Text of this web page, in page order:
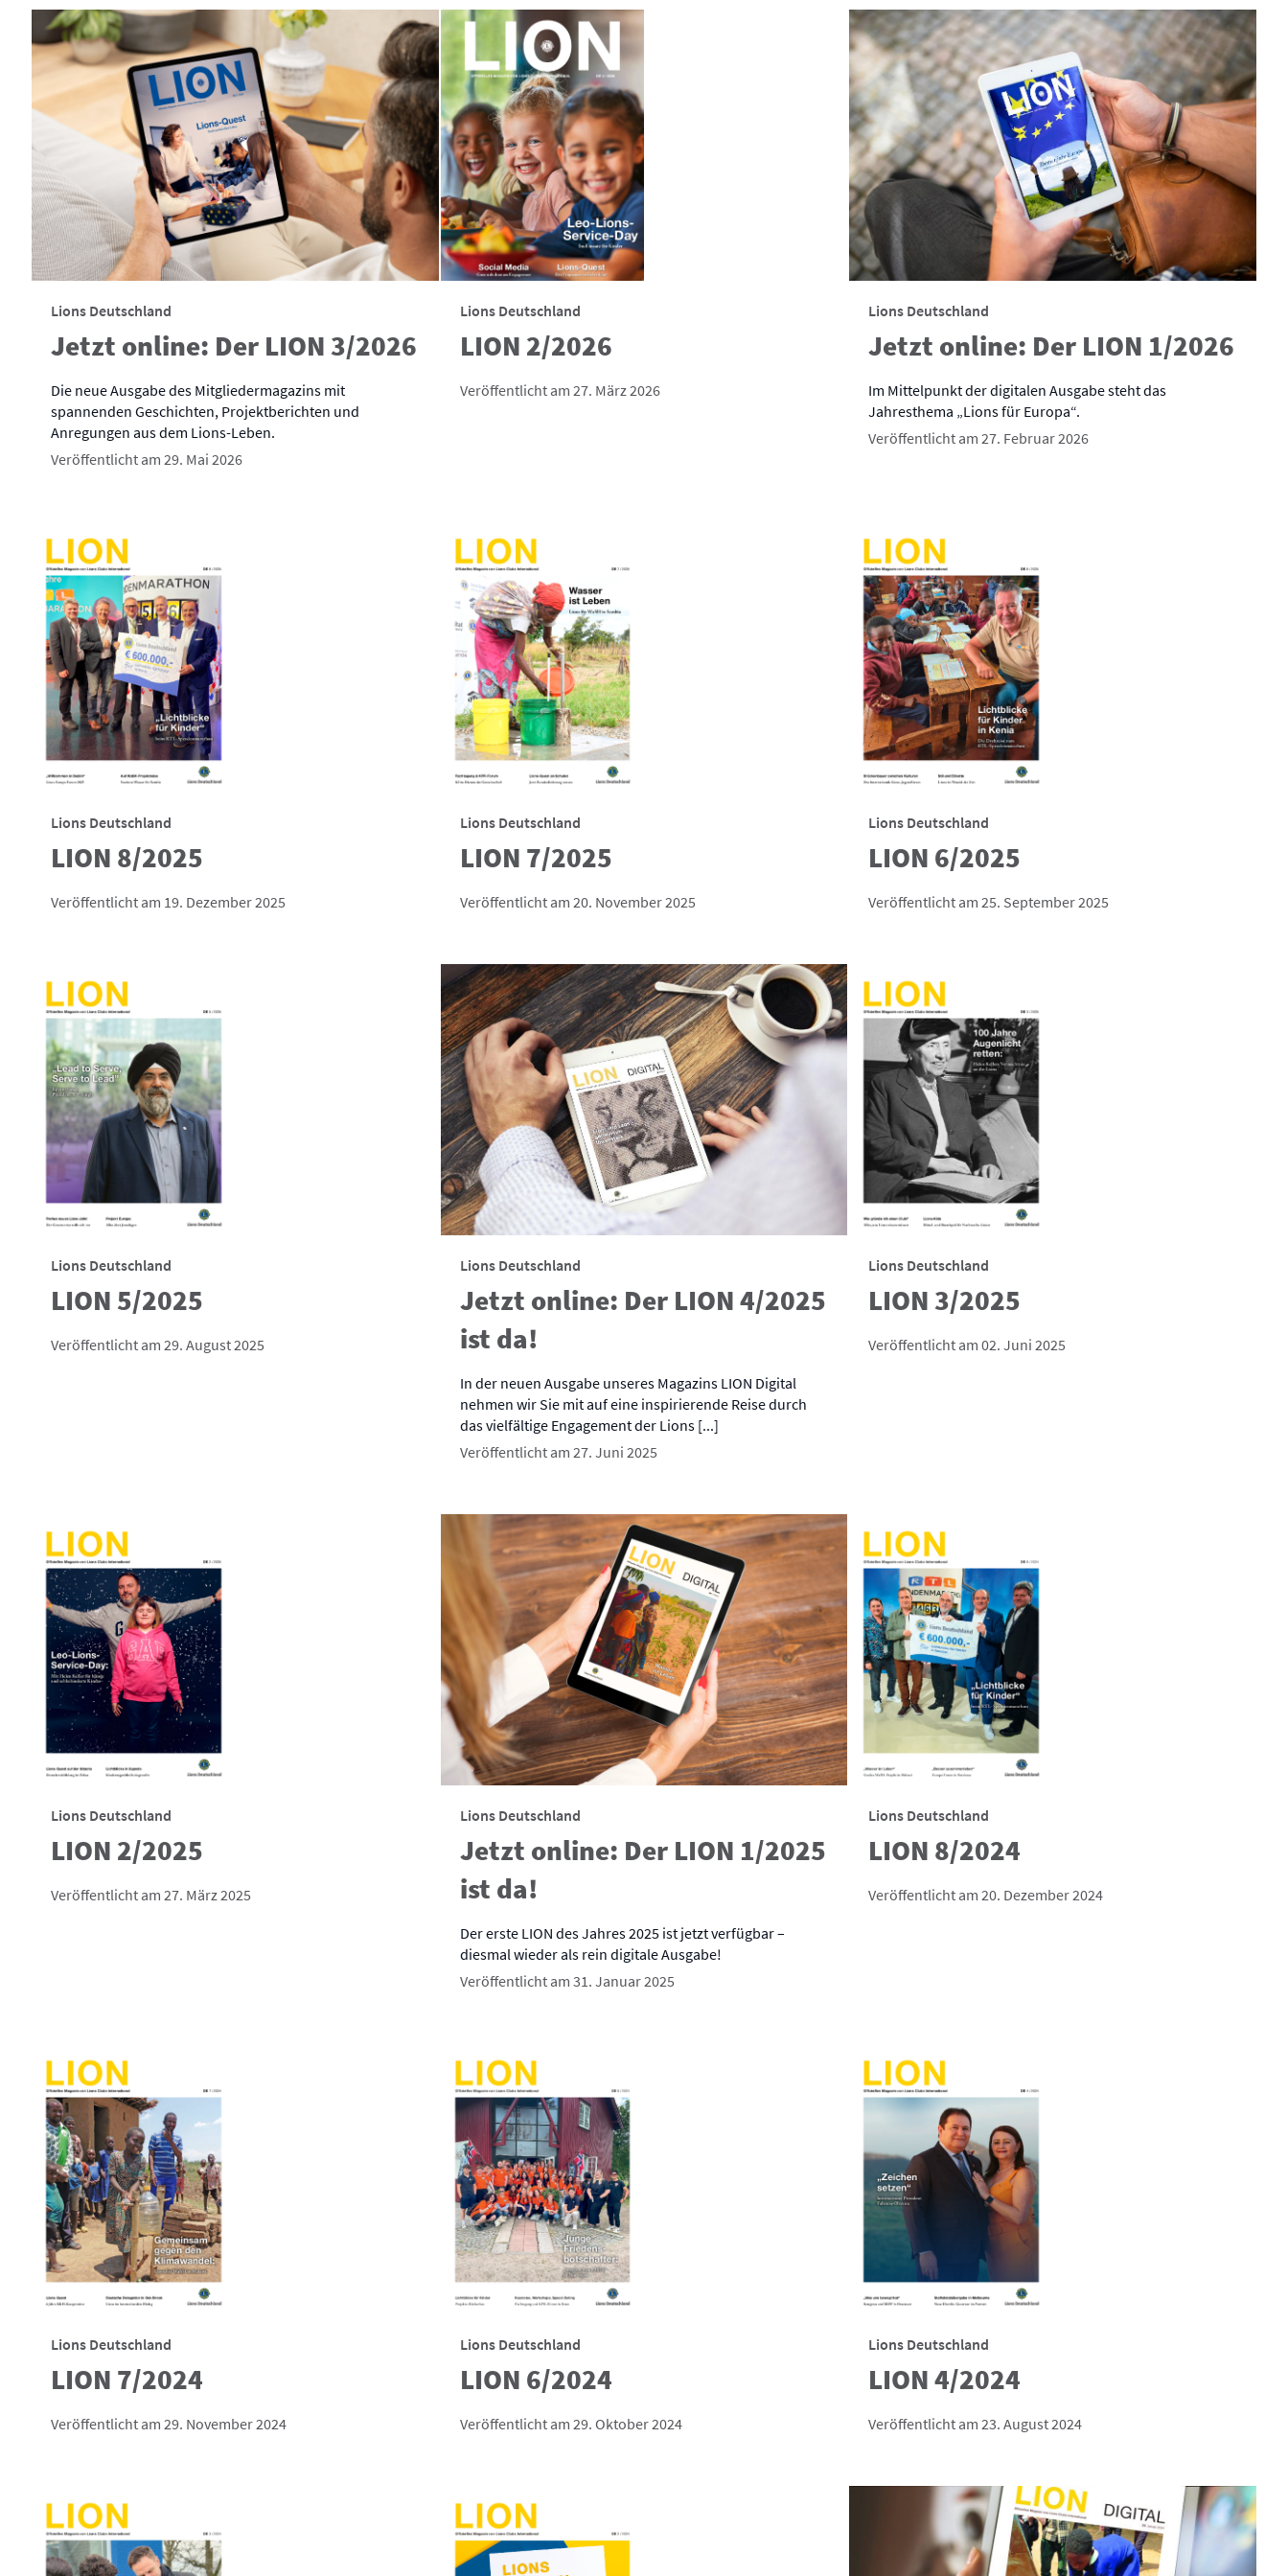
Lions Deutschland
Jetzt online: Der LION 3/2026
Die neue Ausgabe des Mitgliedermagazins mit
spannenden Geschichten, Projektberichten und
Anregungen aus dem Lions-Leben.
Veröffentlicht am 29. Mai 2026
Lions Deutschland
LION 2/2026
Veröffentlicht am 27. März 2026
Lions Deutschland
Jetzt online: Der LION 1/2026
Im Mittelpunkt der digitalen Ausgabe steht das
Jahresthema „Lions für Europa“.
Veröffentlicht am 27. Februar 2026
Lions Deutschland
LION 8/2025
Veröffentlicht am 19. Dezember 2025
Lions Deutschland
LION 7/2025
Veröffentlicht am 20. November 2025
Lions Deutschland
LION 6/2025
Veröffentlicht am 25. September 2025
Lions Deutschland
LION 5/2025
Veröffentlicht am 29. August 2025
Lions Deutschland
Jetzt online: Der LION 4/2025
ist da!
In der neuen Ausgabe unseres Magazins LION Digital
nehmen wir Sie mit auf eine inspirierende Reise durch
das vielfältige Engagement der Lions [...]
Veröffentlicht am 27. Juni 2025
Lions Deutschland
LION 3/2025
Veröffentlicht am 02. Juni 2025
Lions Deutschland
LION 2/2025
Veröffentlicht am 27. März 2025
Lions Deutschland
Jetzt online: Der LION 1/2025
ist da!
Der erste LION des Jahres 2025 ist jetzt verfügbar –
diesmal wieder als rein digitale Ausgabe!
Veröffentlicht am 31. Januar 2025
Lions Deutschland
LION 8/2024
Veröffentlicht am 20. Dezember 2024
Lions Deutschland
LION 7/2024
Veröffentlicht am 29. November 2024
Lions Deutschland
LION 6/2024
Veröffentlicht am 29. Oktober 2024
Lions Deutschland
LION 4/2024
Veröffentlicht am 23. August 2024